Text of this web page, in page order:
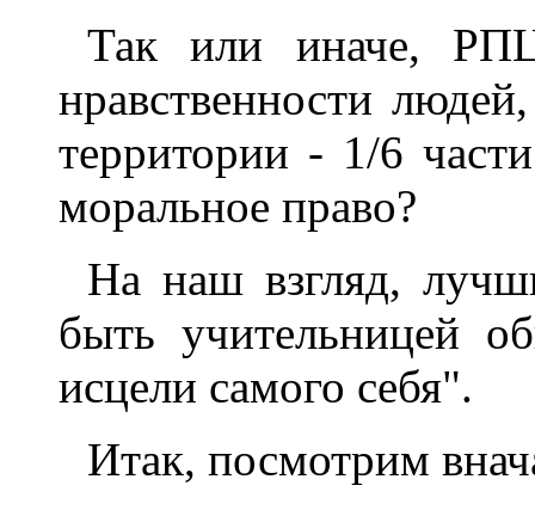
Так или иначе,
нравственности
территории - 1/6
моральное право?
На наш взгляд,
быть учительницей
исцели самого себя".
Итак, посмотрим